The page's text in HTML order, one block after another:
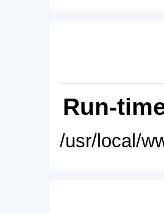
Run-
/usr/local/